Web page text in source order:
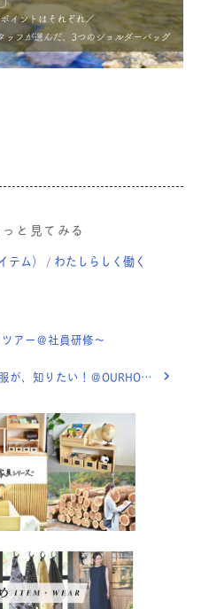
と見てみる
ム） / わたしらしく働く
アー＠社員研修〜
私に似合う“ちょうどいい”服が、知りたい！＠OURHOMEオリジナルウェアはじめました。